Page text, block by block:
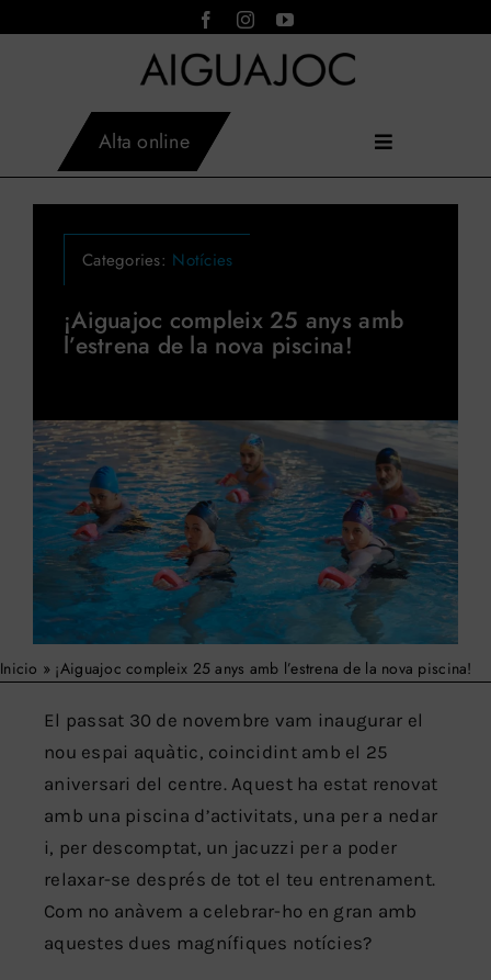
Alta online
Toggle
Navigation
Inici
Activitats
Serveis
Tarifes
Horaris
Contacte
Blog
Reservar activitats
Search
for:
Categories: Notícies
¡Aiguajoc compleix 25 anys amb
l’estrena de la nova piscina!
Inicio » ¡Aiguajoc compleix 25 anys amb l’estrena de la nova piscina!
El passat 30 de novembre vam inaugurar el
nou espai aquàtic, coincidint amb el 25
aniversari del centre. Aquest ha estat renovat
amb una piscina d’activitats, una per a nedar
i, per descomptat, un jacuzzi per a poder
relaxar-se després de tot el teu entrenament.
Com no anàvem a celebrar-ho en gran amb
aquestes dues magnífiques notícies?
AIGUAJOC
Asistent virtual · en línia ×